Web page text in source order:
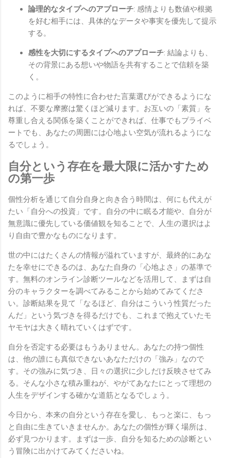
論理的なタイプへのアプローチ: 感情よりも数値や根拠
を好む相手には、具体的なデータや事実を優先して提示
する。
感性を大切にするタイプへのアプローチ: 結論よりも、
その背景にある想いや物語を共有することで信頼を築
く。
このように相手の特性に合わせた言葉選びができるようにな
れば、不要な摩擦は驚くほど減ります。お互いの「素質」を
尊重し合える関係を築くことができれば、仕事でもプライベ
ートでも、あなたの周囲には心地よい空気が流れるようにな
るでしょう。
自分という存在を最大限に活かすため
の第一歩
個性分析を通じて自分自身と向き合う時間は、何にも代えが
たい「自分への投資」です。自分の中に眠る才能や、自分が
無意識に優先している価値観を知ることで、人生の選択はよ
り自由で豊かなものになります。
世の中にはたくさんの情報が溢れていますが、最終的にあな
たを幸せにできるのは、あなた自身の「心地よさ」の基準で
す。無料のオンライン診断ツールなどを活用して、まずは自
分のキャラクターを調べてみることから始めてみてくださ
い。診断結果を見て「なるほど、自分はこういう性質だった
んだ」という気づきを得るだけでも、これまで抱えていたモ
ヤモヤは大きく晴れていくはずです。
自分を否定する必要はもうありません。あなたの持つ個性
は、他の誰にも真似できないあなただけの「強み」なので
す。その強みに気づき、日々の選択に少しだけ反映させてみ
る。そんな小さな積み重ねが、やがてあなたにとって理想の
人生をデザインする確かな道筋となるでしょう。
今日から、本来の自分という存在を愛し、もっと楽に、もっ
と自由に生きていきませんか。あなたの個性が輝く場所は、
必ず見つかります。まずは一歩、自分を知るための診断とい
う冒険に出かけてみてくださいね。